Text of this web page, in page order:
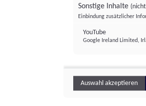
Sonstige Inhalte
Einbindung zusätzlicher
YouTube
Google Ireland Limited,
Auswahl akzeptieren